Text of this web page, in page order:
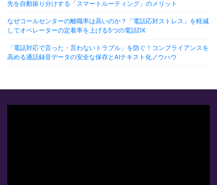
先を自動振り分けする「スマートルーティング」のメリット
なぜコールセンターの離職率は高いのか？「電話応対ストレス」を軽減
してオペレーターの定着率を上げる5つの電話DX
「電話対応で言った・言わないトラブル」を防ぐ！コンプライアンスを
高める通話録音データの安全な保存とAIテキスト化ノウハウ